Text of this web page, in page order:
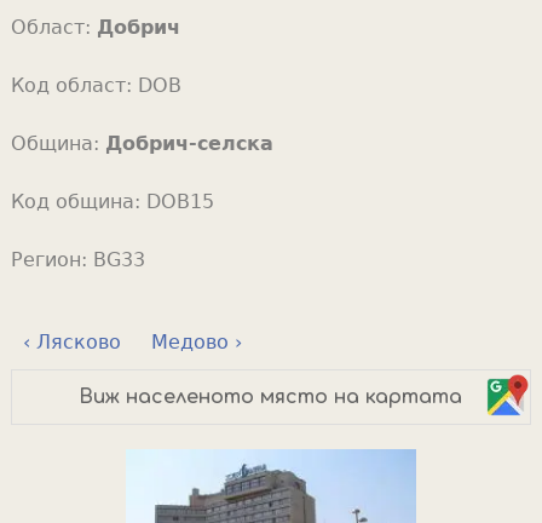
Област: Добрич
Код област: DOB
Община: Добрич-селска
Код община: DOB15
Регион: BG33
‹ Лясково Медово ›
Виж населеното място на картата